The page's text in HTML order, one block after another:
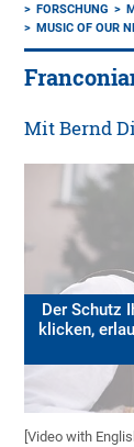
FORSCHUNG
MUSIC OF OUR
Mit Bernd
Der Schutz
klicken,
[Video with